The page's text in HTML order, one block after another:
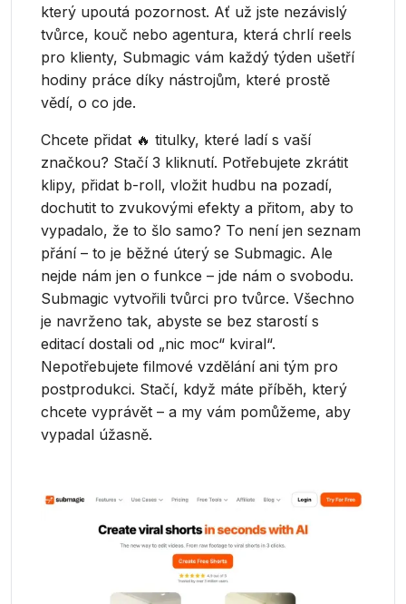
který upoutá pozornost. Ať už jste nezávislý
tvůrce, kouč nebo agentura, která chrlí reels
pro klienty, Submagic vám každý týden ušetří
hodiny práce díky nástrojům, které prostě
vědí, o co jde.
Chcete přidat 🔥 titulky, které ladí s vaší
značkou? Stačí 3 kliknutí. Potřebujete zkrátit
klipy, přidat b-roll, vložit hudbu na pozadí,
dochutit to zvukovými efekty a přitom, aby to
vypadalo, že to šlo samo? To není jen seznam
přání – to je běžné úterý se Submagic. Ale
nejde nám jen o funkce – jde nám o svobodu.
Submagic vytvořili tvůrci pro tvůrce. Všechno
je navrženo tak, abyste se bez starostí s
editací dostali od „nic moc“ kviral“.
Nepotřebujete filmové vzdělání ani tým pro
postprodukci. Stačí, když máte příběh, který
chcete vyprávět – a my vám pomůžeme, aby
vypadal úžasně.